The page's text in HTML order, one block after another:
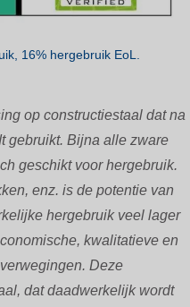
16% hergebruik EoL.
op constructiestaal dat na
gebruikt. Bijna alle zware
geschikt voor hergebruik.
enz. is de potentie van
hergebruik veel lager
kwalitatieve en
Deze
dat daadwerkelijk wordt